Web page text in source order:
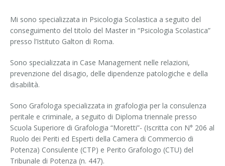
Mi sono specializzata in Psicologia Scolastica a seguito del
conseguimento del titolo del Master in “Psicologia Scolastica”
presso l’Istituto Galton di Roma.
Sono specializzata in Case Management nelle relazioni,
prevenzione del disagio, delle dipendenze patologiche e della
disabilità.
Sono Grafologa specializzata in grafologia per la consulenza
peritale e criminale, a seguito di Diploma triennale presso
Scuola Superiore di Grafologia “Moretti”- (Iscritta con N° 206 al
Ruolo dei Periti ed Esperti della Camera di Commercio di
Potenza) Consulente (CTP) e Perito Grafologo (CTU) del
Tribunale di Potenza (n. 447).